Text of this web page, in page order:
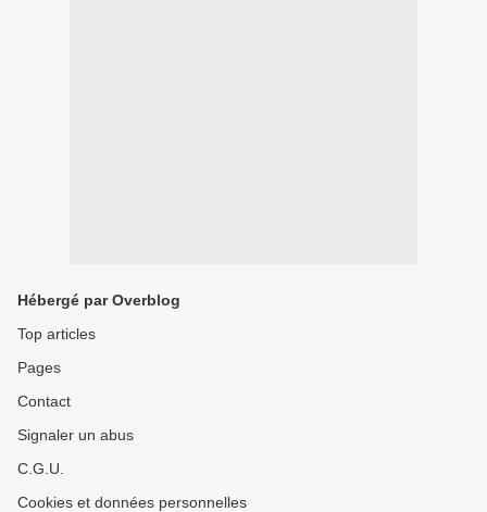
Hébergé par Overblog
Top articles
Pages
Contact
Signaler un abus
C.G.U.
Cookies et données personnelles